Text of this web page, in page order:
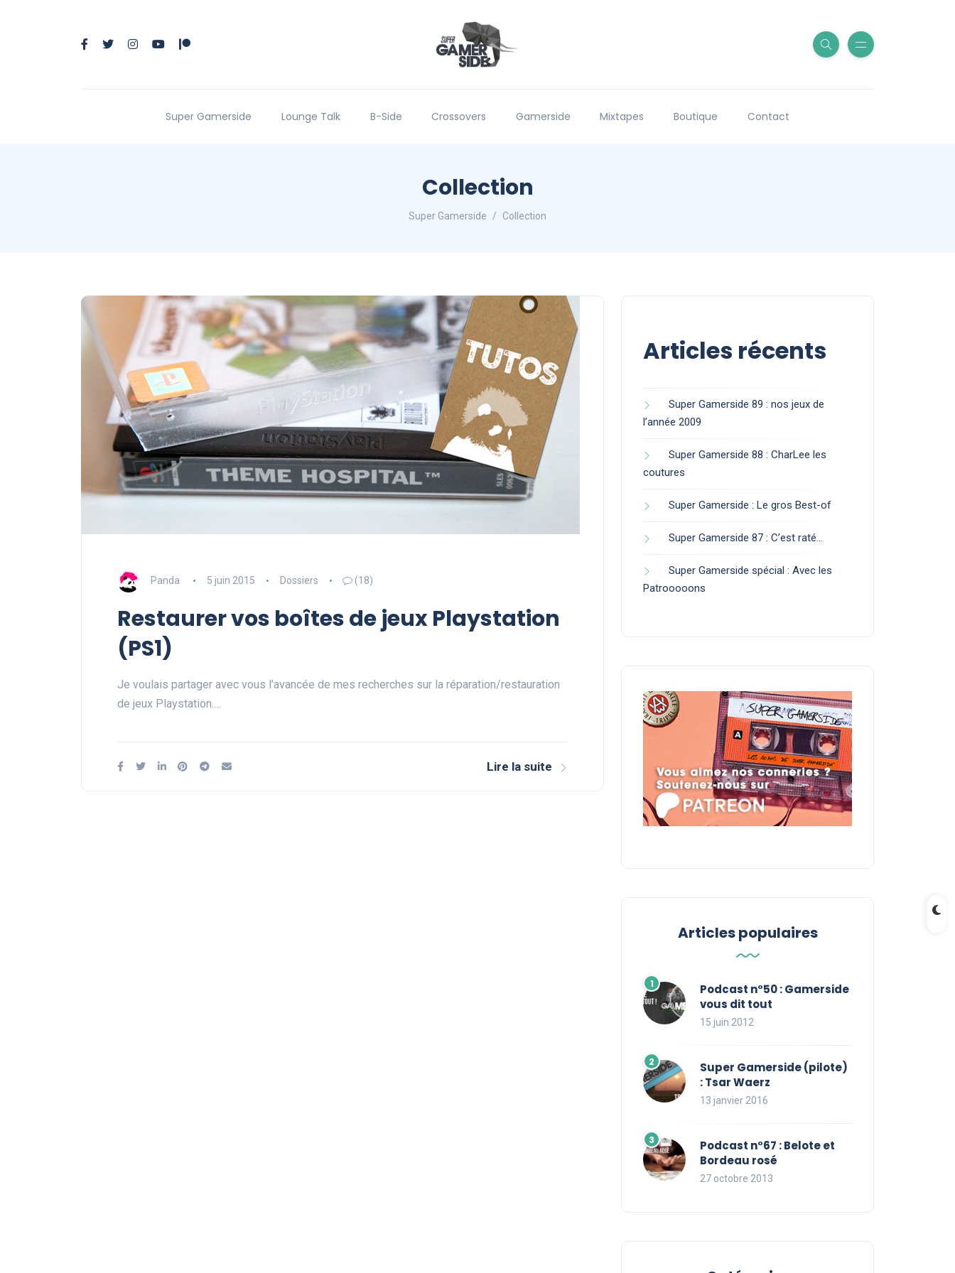
Super Gamerside Lounge Talk B-Side Crossovers Gamerside Mixtapes Boutique Contact
Collection
Super Gamerside Collection
Panda 5 juin 2015 Dossiers (18)
Restaurer vos boîtes de jeux Playstation
(PS1)
Je voulais partager avec vous l’avancée de mes recherches sur la réparation/restauration
de jeux Playstation.…
Lire la suite
Articles récents
Super Gamerside 89 : nos jeux de
l’année 2009
Super Gamerside 88 : CharLee les
coutures
Super Gamerside : Le gros Best-of
Super Gamerside 87 : C’est raté…
Super Gamerside spécial : Avec les
Patrooooons
Articles populaires
Podcast n°50 : Gamerside
vous dit tout
15 juin 2012
Super Gamerside (pilote)
: Tsar Waerz
13 janvier 2016
Podcast n°67 : Belote et
Bordeau rosé
27 octobre 2013